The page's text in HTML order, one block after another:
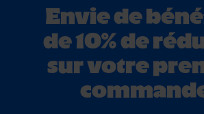
Envie de
de 10% de
sur votre